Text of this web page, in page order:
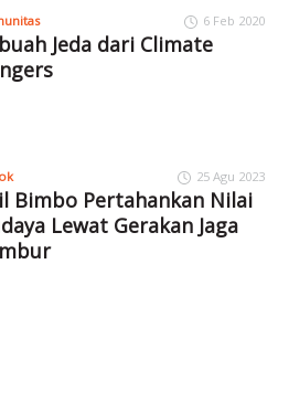
6 Feb 2020
Jeda dari Climate
25 Agu 2023
Bimbo Pertahankan Nilai
Lewat Gerakan Jaga